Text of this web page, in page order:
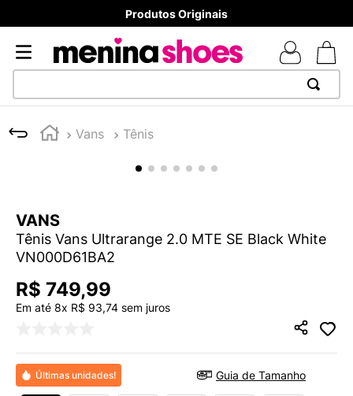
Produtos Originais
Vans Tênis
VANS
Tênis Vans Ultrarange 2.0 MTE SE Black White
VN000D61BA2
R$ 749,99
Em até 8x R$ 93,74 sem juros
Últimas unidades! Guia de Tamanho
1
TÊNIS NEWS BALANCE 530
MELISSAS MINI BABY
4º
TÊNIS VEJA WHITE
5 º
NEW 9060
º
7 º
SAMBA
10º NEW 530